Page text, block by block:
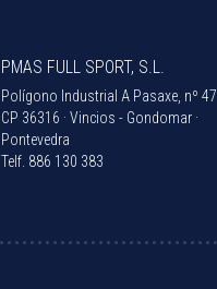
PMAS FULL SPORT, S.L.
Polígono Industrial A Pasaxe, nº 47
CP 36316 · Vincios - Gondomar ·
Pontevedra
Telf. 886 130 383